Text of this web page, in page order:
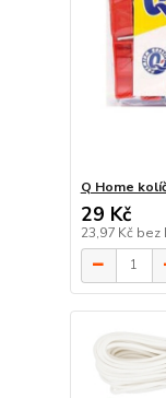
Q Home
29 Kč
23,97 Kč bez